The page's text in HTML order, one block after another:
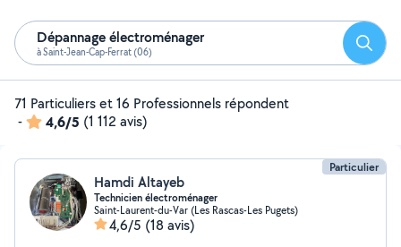
Dépannage électroménager
à Saint-Jean-Cap-Ferrat (06)
71 Particuliers et 16 Professionnels répondent
-
4,6/5 (1 112 avis)
Particulier
Hamdi Altayeb
Technicien électroménager
Saint-Laurent-du-Var (Les Rascas-Les Pugets)
4,6/5 (18 avis)